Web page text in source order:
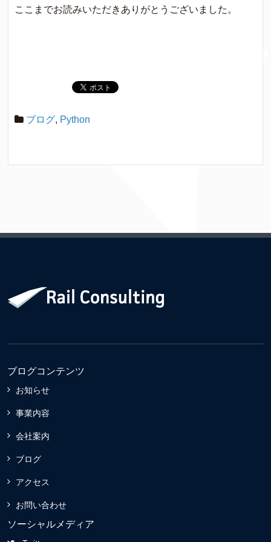
ここまでお読みいただきありがとうございました。
ブログ, Python
ブログコンテンツ
お知らせ
事業内容
会社案内
ブログ
アクセス
お問い合わせ
ソーシャルメディア